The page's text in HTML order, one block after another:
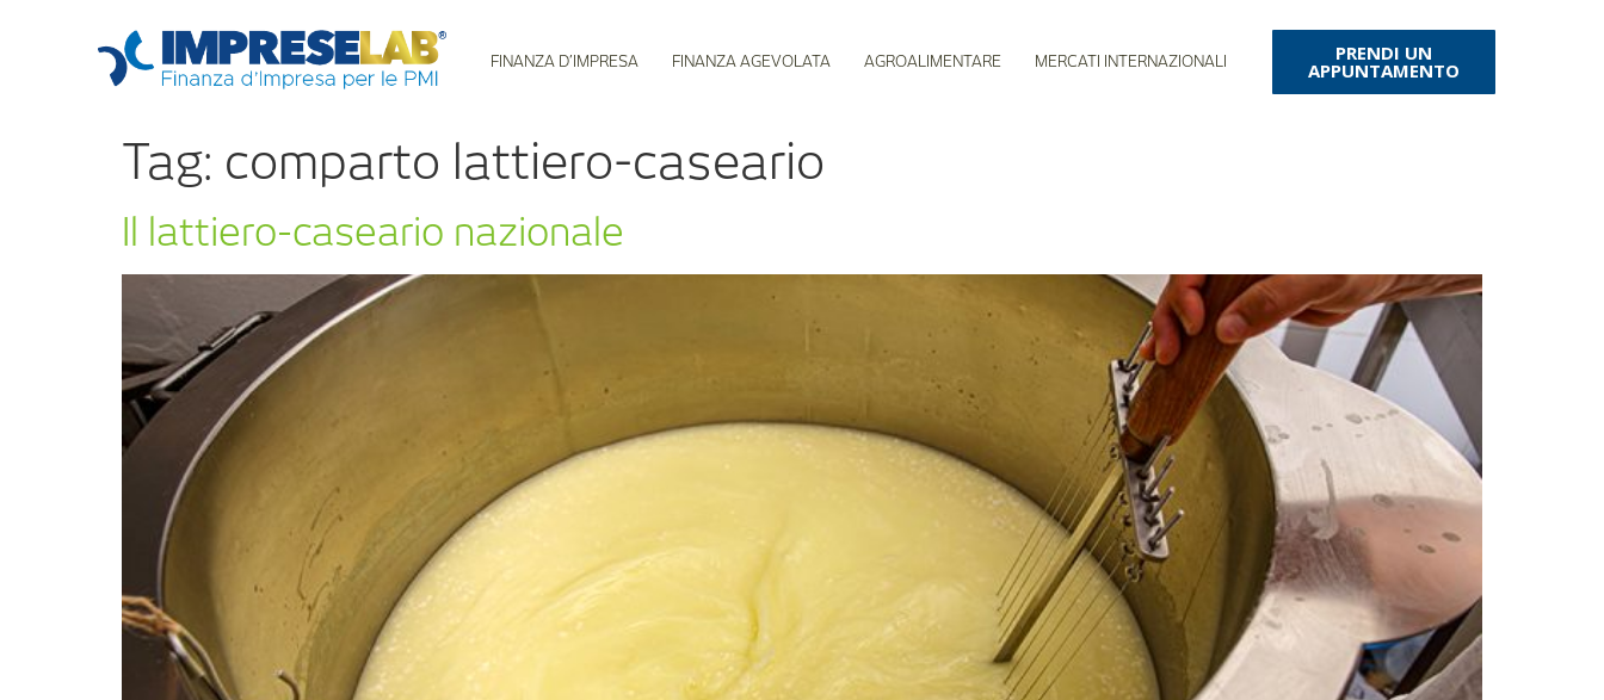
FINANZA D’IMPRESA FINANZA AGEVOLATA AGROALIMENTARE MERCATI INTERNAZIONALI PRENDI UN
APPUNTAMENTO
Tag: comparto lattiero-caseario
Il lattiero-caseario nazionale